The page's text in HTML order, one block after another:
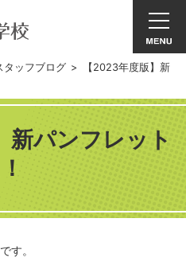
タッフブログ >
【2023年度版】新
新パンフレット
す。